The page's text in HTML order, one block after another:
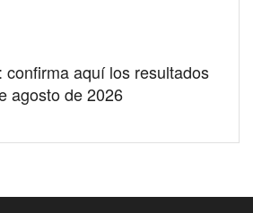
confirma aquí los resultados
agosto de 2026